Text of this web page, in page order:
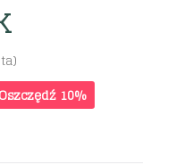
Oszczędź 10%